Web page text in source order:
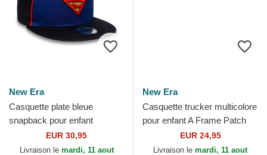
New Era
Casquette plate bleue
snapback pour enfant
9FIFTY Piping Superman DC
Comics New Era
EUR 30,95
Livraison le mardi, 11 aout
New Era
Casquette trucker multicolore
pour enfant A Frame Patch
Batman DC Comics New Era
EUR 24,95
Livraison le mardi, 11 aout